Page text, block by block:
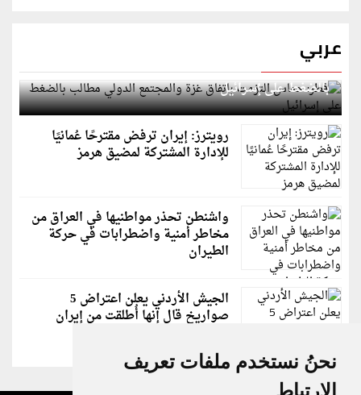
نحنُ نستخدم ملفات تعريف
الارتباط
عربي
قطر: حماس التزمت باتفاق غزة والمجتمع الدولي مطالب
بالضغط على إسرائيل
رويترز: إيران ترفض مقترحًا عُمانيًا
للإدارة المشتركة لمضيق هرمز
واشنطن تحذر مواطنيها في العراق من
مخاطر أمنية واضطرابات في حركة
الطيران
الجيش الأردني يعلن اعتراض 5
صواريخ قال إنها أُطلقت من إيران